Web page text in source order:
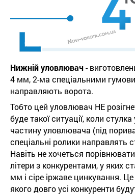
Нижній уловлювач-
4 мм, 2-ма спеціальними
направляють ворота.
Тобто цей уловлювач НЕ
буде такої ситуації, коли
частину уловлювача (під
спеціальні ролики направлять
Навіть не хочеться
літери з конкурентами, у яких
мм і сіре іржаве цинкування.
якого довго усі конкуренти